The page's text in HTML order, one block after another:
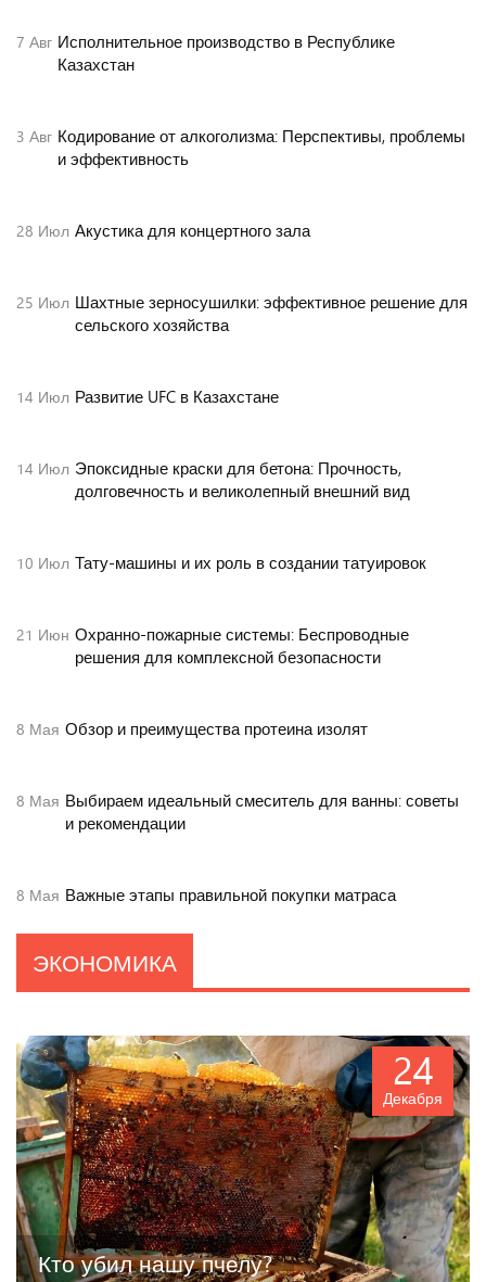
7 Авг Исполнительное производство в Республике
Казахстан
3 Авг Кодирование от алкоголизма: Перспективы, проблемы
и эффективность
28 Июл Акустика для концертного зала
25 Июл Шахтные зерносушилки: эффективное решение для
сельского хозяйства
14 Июл Развитие UFC в Казахстане
14 Июл Эпоксидные краски для бетона: Прочность,
долговечность и великолепный внешний вид
10 Июл Тату-машины и их роль в создании татуировок
21 Июн Охранно-пожарные системы: Беспроводные
решения для комплексной безопасности
8 Мая Обзор и преимущества протеина изолят
8 Мая Выбираем идеальный смеситель для ванны: советы
и рекомендации
8 Мая Важные этапы правильной покупки матраса
ЭКОНОМИКА
Кто убил нашу пчелу?
24
Декабря